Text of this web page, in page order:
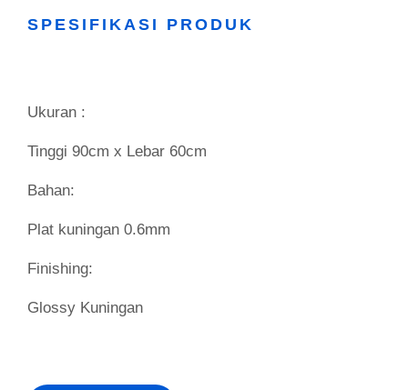
SPESIFIKASI PRODUK
Ukuran :
Tinggi 90cm x Lebar 60cm
Bahan:
Plat kuningan 0.6mm
Finishing:
Glossy Kuningan